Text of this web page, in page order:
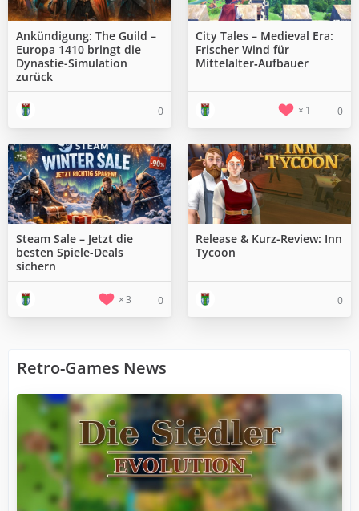
Ankündigung: The Guild –
Europa 1410 bringt die
Dynastie-Simulation
zurück
0
City Tales – Medieval Era:
Frischer Wind für
Mittelalter‑Aufbauer
1 0
Steam Sale – Jetzt die
besten Spiele-Deals
sichern
3 0
Release & Kurz-Review: Inn
Tycoon
0
Retro-Games News